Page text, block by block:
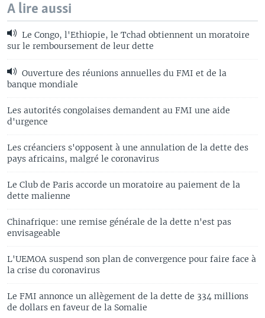
A lire aussi
Le Congo, l'Ethiopie, le Tchad obtiennent un moratoire
sur le remboursement de leur dette
Ouverture des réunions annuelles du FMI et de la
banque mondiale
Les autorités congolaises demandent au FMI une aide
d'urgence
Les créanciers s'opposent à une annulation de la dette des
pays africains, malgré le coronavirus
Le Club de Paris accorde un moratoire au paiement de la
dette malienne
Chinafrique: une remise générale de la dette n'est pas
envisageable
L'UEMOA suspend son plan de convergence pour faire face à
la crise du coronavirus
Le FMI annonce un allègement de la dette de 334 millions
de dollars en faveur de la Somalie